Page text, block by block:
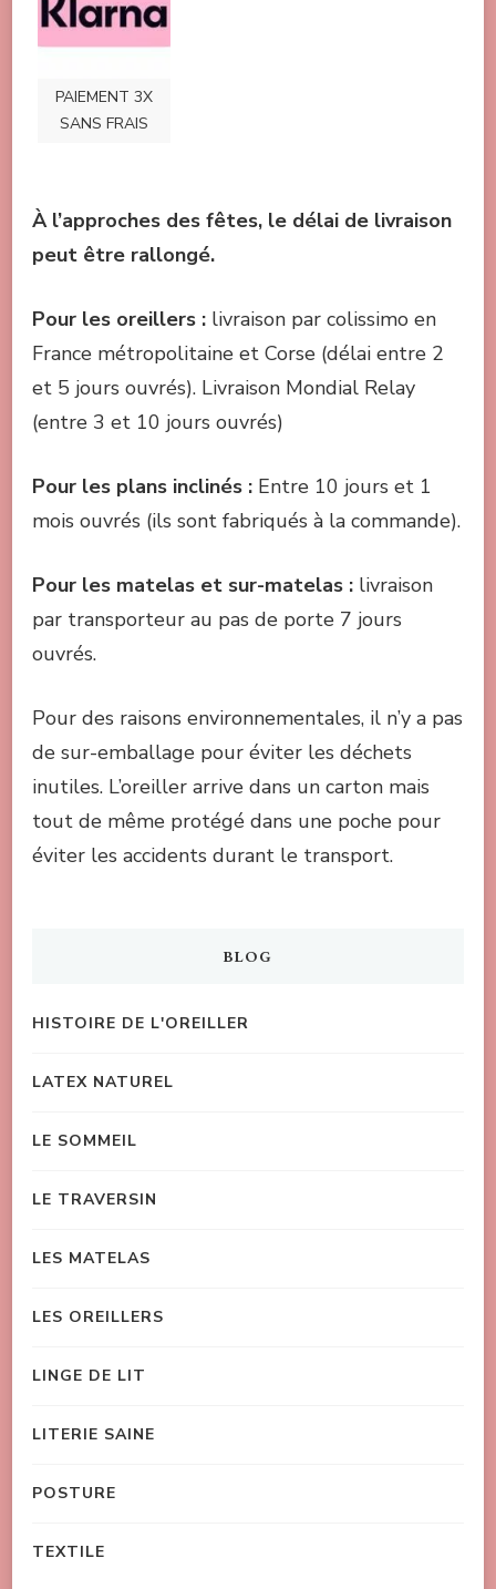
PAIEMENT 3X
SANS FRAIS
À l’approches des fêtes, le délai de livraison
peut être rallongé.
Pour les oreillers : livraison par colissimo en
France métropolitaine et Corse (délai entre 2
et 5 jours ouvrés). Livraison Mondial Relay
(entre 3 et 10 jours ouvrés)
Pour les plans inclinés : Entre 10 jours et 1
mois ouvrés (ils sont fabriqués à la commande).
Pour les matelas et sur-matelas : livraison
par transporteur au pas de porte 7 jours
ouvrés.
Pour des raisons environnementales, il n’y a pas
de sur-emballage pour éviter les déchets
inutiles. L’oreiller arrive dans un carton mais
tout de même protégé dans une poche pour
éviter les accidents durant le transport.
BLOG
HISTOIRE DE L'OREILLER
LATEX NATUREL
LE SOMMEIL
LE TRAVERSIN
LES MATELAS
LES OREILLERS
LINGE DE LIT
LITERIE SAINE
POSTURE
TEXTILE